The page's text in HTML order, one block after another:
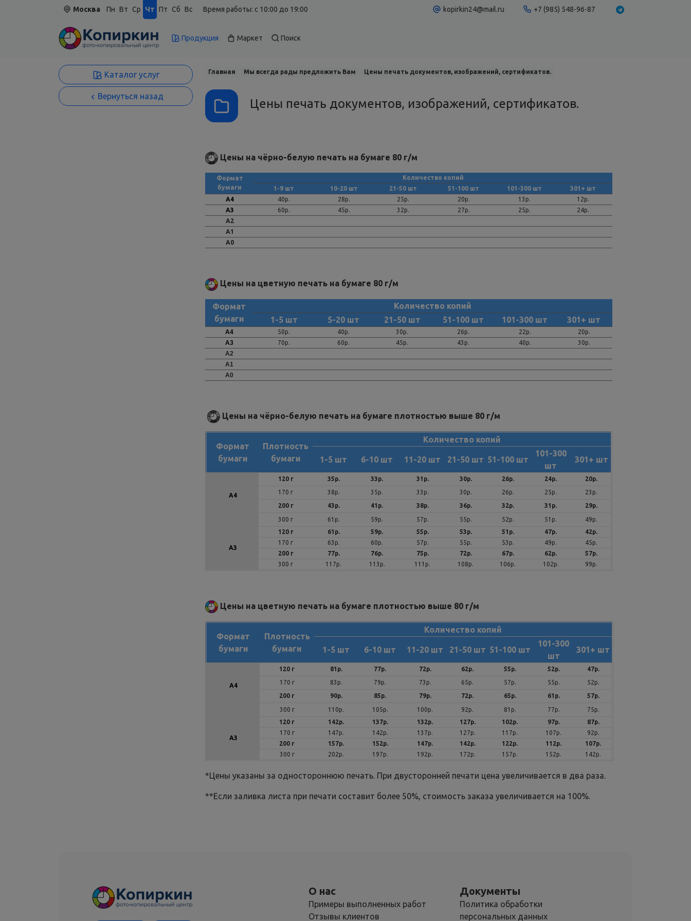
Москва Пн Вт Ср Чт Пт Сб Вс Время работы: c 10:00 до 19:00 kopirkin24@mail.ru +7 (985) 548-96-87
Продукция Маркет Поиск
Каталог услуг
Вернуться назад
Главная Мы всегда рады предложить Вам Цены печать документов, изображений, сертификатов.
Цены печать документов, изображений, сертификатов.
Цены на чёрно-белую печать на бумаге 80 г/м
Формат
бумаги
Количество копий
1-9 шт
10-20 шт 21-50 шт 51-100 шт 101-300 шт
301+ шт
А4
40р. 28р. 25р. 20р. 13р.
12р.
А3
60р. 45р. 32р. 27р. 25р.
24р.
А2
А1
А0
Цены на цветную печать на бумаге 80 г/м
Формат
бумаги
Количество копий
1-5 шт
5-20 шт 21-50 шт 51-100 шт 101-300 шт 301+ шт
А4 50р. 40р. 30р. 26р. 22р. 20р.
А3 70р. 60р. 45р. 43р. 40р. 30р.
А2
А1
А0
Цены на чёрно-белую печать на бумаге плотностью выше 80 г/м
Формат
бумаги
Плотность
бумаги
Количество копий
1-5 шт 6-10 шт 11-20 шт 21-50 шт 51-100 шт
101-300
шт
301+ шт
А4
120 г 35р. 33р. 31р. 30р. 26р. 24р.
20р.
170 г
38р. 35р. 33р. 30р. 26р. 25р.
23р.
200 г
43р. 41р. 38р. 36р. 32р. 31р. 29р.
300 г 61р. 59р. 57р. 55р. 52р. 51р. 49р.
А3
120 г 61р. 59р. 55р. 53р. 51р. 47р.
42р.
170 г
63р. 60р. 57р. 55р. 53р. 49р.
45р.
200 г
77р. 76р. 75р. 72р. 67р. 62р.
57р.
300 г
117р. 113р. 111р. 108р. 106р. 102р. 99р.
Цены на цветную печать на бумаге плотностью выше 80 г/м
Формат
бумаги
Плотность
бумаги
Количество копий
1-5 шт 6-10 шт 11-20 шт 21-50 шт 51-100 шт
101-300
шт
301+ шт
А4
120 г 81р. 77р. 72р. 62р. 55р. 52р.
47р.
170 г
83р. 79р. 73р. 65р. 57р. 55р.
52р.
200 г
90р. 85р. 79р. 72р. 65р. 61р. 57р.
300 г 110р. 105р. 100р. 92р. 81р. 77р. 75р.
А3
120 г 142р. 137р. 132р. 127р. 102р. 97р.
87р.
170 г
147р. 142р. 137р. 127р. 117р. 107р.
92р.
200 г
157р. 152р. 147р. 142р. 122р. 112р.
107р.
300 г
202р. 197р. 192р. 172р. 157р. 152р. 142р.
*Цены указаны за одностороннюю печать. При двусторонней печати цена увеличивается в два раза.
**Если заливка листа при печати составит более 50%, стоимость заказа увеличивается на 100%.
О нас
Примеры выполненных работ
Отзывы клиентов
Документы
Политика обработки
персональных данных